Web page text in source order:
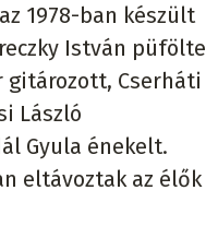
1978-ban készült
István püfölte
gitározott, Cserháti
László
Gyula énekelt.
eltávoztak az élők